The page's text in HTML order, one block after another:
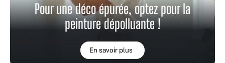
Pour une déco épurée, optez pour la
peinture dépolluante !
En savoir plus